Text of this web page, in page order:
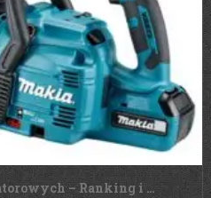
– Ranking i …